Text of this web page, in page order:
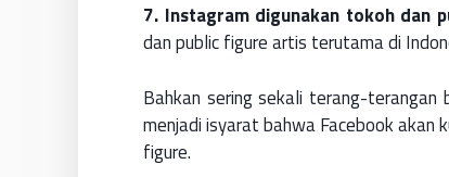
7. Instagram digunakan tokoh dan
dan public figure artis terutama di
Bahkan sering sekali terang-terangan
menjadi isyarat bahwa Facebook akan
figure.